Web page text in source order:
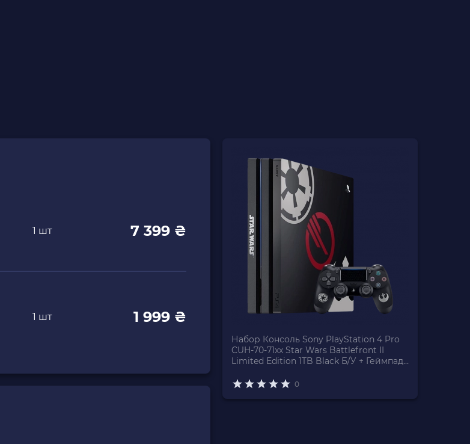
1 шт 7 399 ₴
1 шт 1 999 ₴
Набор Консоль Sony PlayStation 4 Pro
CUH-70-71xx Star Wars Battlefront II
Limited Edition 1TB Black Б/У + Геймпад
Battlefront II Version 2
0